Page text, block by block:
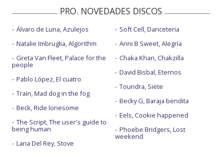
PRO. NOVEDADES DISCOS
Álvaro de Luna, Azulejos
Natalie Imbruglia, Algorithm
Greta Van Fleet, Palace for the
people
Pablo López, El cuatro
Train, Mad dog in the fog
Beck, Ride lonesome
The Script, The user's guide to
being human
Lana Del Rey, Stove
Soft Cell, Danceteria
Anni B Sweet, Alegría
Chaka Khan, Chakzilla
David Bisbal, Eternos
Toundra, Siete
Becky G, Baraja bendita
Eels, Cookie happened
Phoebe Bridgers, Lost
weekend